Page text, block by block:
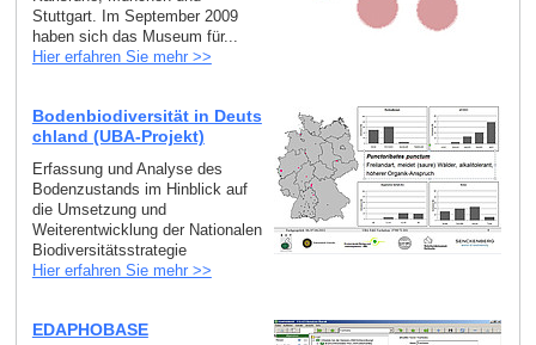
Stuttgart. Im September 2009
haben sich das Museum für...
Hier erfahren Sie mehr >>
Bodenbiodiversität in Deuts
chland (UBA-Projekt)
Erfassung und Analyse des
Bodenzustands im Hinblick auf
die Umsetzung und
Weiterentwicklung der Nationalen
Biodiversitätsstrategie
Hier erfahren Sie mehr >>
EDAPHOBASE